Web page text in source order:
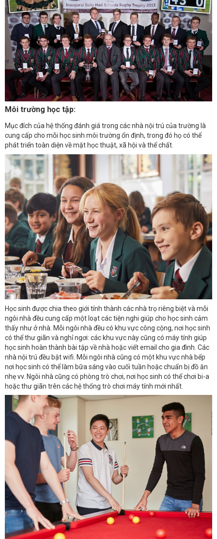
Môi trường học tập:
Mục đích của hệ thống đánh giá trong các nhà nội trú của trường là
cung cấp cho mỗi học sinh môi trường ổn định, trong đó họ có thể
phát triển toàn diện về mặt học thuật, xã hội và thể chất.
Học sinh được chia theo giới tính thành các nhà trọ riêng biệt và mỗi
ngôi nhà đều cung cấp một loạt các tiện nghi giúp cho học sinh cảm
thấy như ở nhà. Mỗi ngôi nhà đều có khu vực công cộng, nơi học sinh
có thể thư giãn và nghỉ ngơi: các khu vực này cũng có máy tính giúp
học sinh hoàn thành bài tập về nhà hoặc viết email cho gia đình. Các
nhà nội trú đều bật wifi. Mỗi ngôi nhà cũng có một khu vực nhà bếp
nơi học sinh có thể làm bữa sáng vào cuối tuần hoặc chuẩn bị đồ ăn
nhẹ vv. Ngôi nhà cũng có phòng trò chơi, nơi học sinh có thể chơi bi-a
hoặc thư giãn trên các hệ thống trò chơi máy tính mới nhất.